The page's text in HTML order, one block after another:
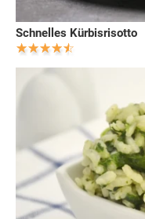
Schnelles Kürbisrisotto